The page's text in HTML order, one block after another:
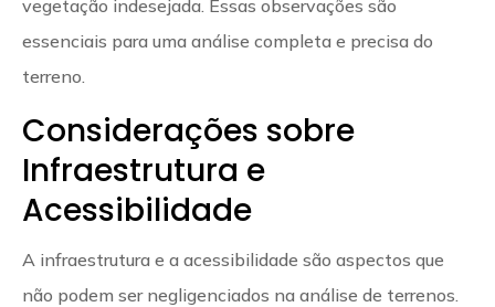
vegetação indesejada. Essas observações são
essenciais para uma análise completa e precisa do
terreno.
Considerações sobre
Infraestrutura e
Acessibilidade
A infraestrutura e a acessibilidade são aspectos que
não podem ser negligenciados na análise de terrenos.